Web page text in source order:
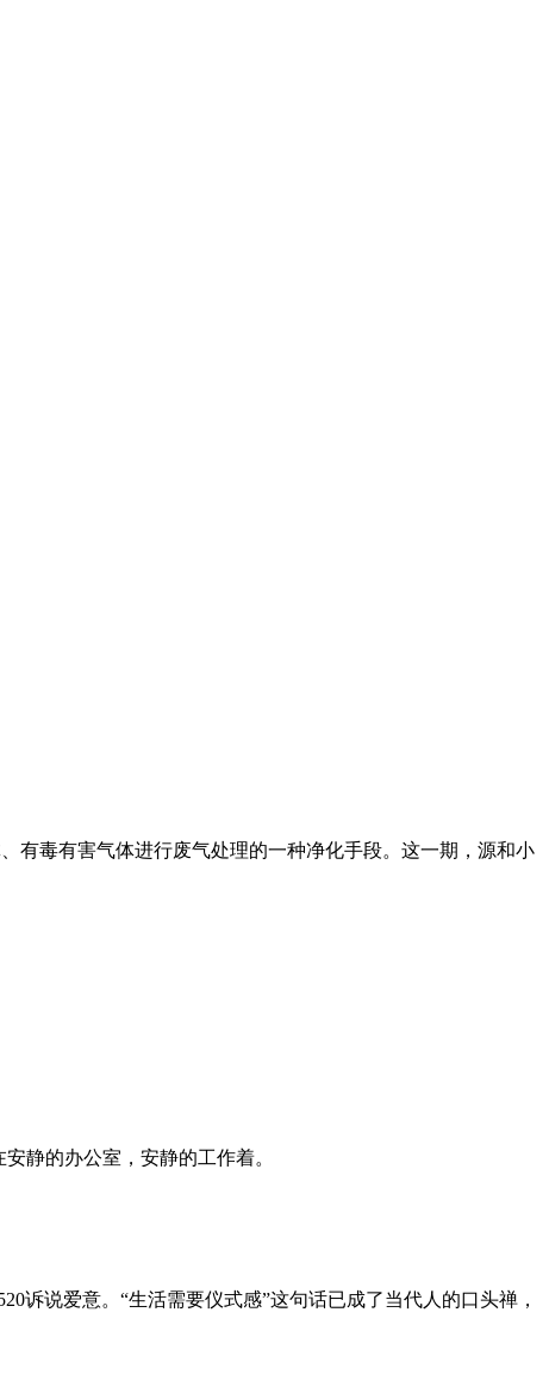
有毒有害气体进行废气处理的一种净化手段。这一期，源和小
静的办公室，安静的工作着。
诉说爱意。“生活需要仪式感”这句话已成了当代人的口头禅，